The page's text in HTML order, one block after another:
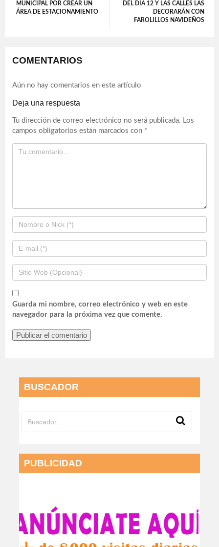
MUNICIPAL POR CREAR UN
ÁREA DE ESTACIONAMIENTO
DEL DÍA 12 Y LAS CALLES LAS
DECORARÁN CON
FAROLILLOS NAVIDEÑOS
COMENTARIOS
Aún no hay comentarios en este artículo
Deja una respuesta
Tu dirección de correo electrónico no será publicada. Los
campos obligatorios están marcados con *
Guarda mi nombre, correo electrónico y web en este
navegador para la próxima vez que comente.
BUSCADOR
PUBLICIDAD